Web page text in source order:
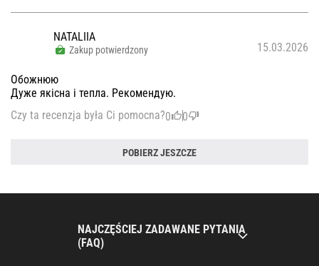
NATALIIA
Zakup potwierdzony 15.03.2026
Обожнюю
Дуже якісна і тепла. Рекомендую.
Czy ta recenzja była Ci pomocna?0 0
POBIERZ JESZCZE
NAJCZĘŚCIEJ ZADAWANE PYTANIA
(FAQ)